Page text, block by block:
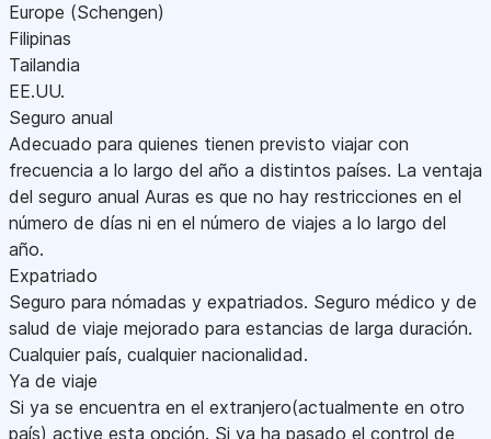
Europe (Schengen)
Filipinas
Tailandia
EE.UU.
Seguro anual
Adecuado para quienes tienen previsto viajar con
frecuencia a lo largo del año a distintos países. La ventaja
del seguro anual Auras es que no hay restricciones en el
número de días ni en el número de viajes a lo largo del
año.
Expatriado
Seguro para nómadas y expatriados. Seguro médico y de
salud de viaje mejorado para estancias de larga duración.
Cualquier país, cualquier nacionalidad.
Ya de viaje
Si ya se encuentra en el extranjero(actualmente en otro
país) active esta opción. Si ya ha pasado el control de